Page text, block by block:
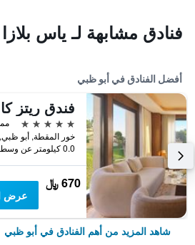
فنادق مشابهة لـ ياس بلازا
أفضل الفنادق في أبو ظبي
5 نجوم
0.0 كيلومتر عن وسط المدينة
670 ﷼
عرض
شاهد المزيد من أهم الفنادق في أبو ظبي